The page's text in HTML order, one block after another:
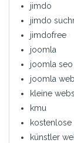
jimdo
jimdo
jimdofree
joomla
joomla seo
joomla
kleine
kmu
künstler